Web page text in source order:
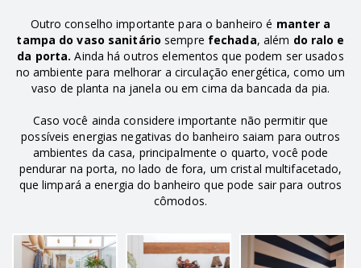
Outro conselho importante para o banheiro é manter a
tampa do vaso sanitário sempre fechada, além do ralo e
da porta. Ainda há outros elementos que podem ser usados
no ambiente para melhorar a circulação energética, como um
vaso de planta na janela ou em cima da bancada da pia.
Caso você ainda considere importante não permitir que
possíveis energias negativas do banheiro saiam para outros
ambientes da casa, principalmente o quarto, você pode
pendurar na porta, no lado de fora, um cristal multifacetado,
que limpará a energia do banheiro que pode sair para outros
cômodos.